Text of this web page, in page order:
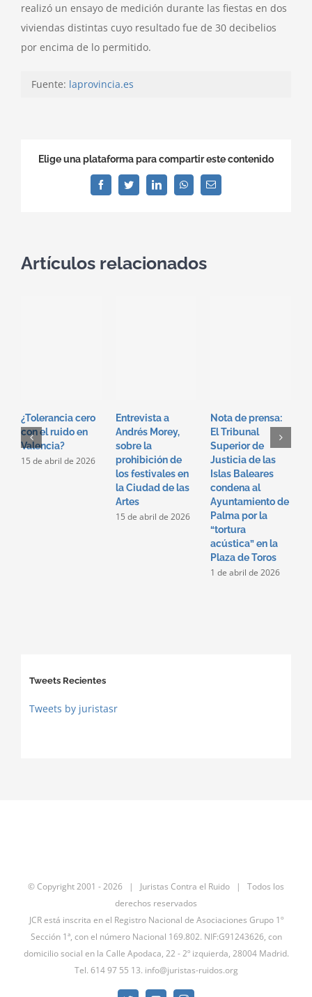
límites
realizó un ensayo de medición durante las fiestas en dos
viviendas distintas cuyo resultado fue de 30 decibelios
por encima de lo permitido.
Fuente: laprovincia.es
Elige una plataforma para compartir este contenido
FacebookTwitterLinkedInWhatsAppCorreo
electrónico
Artículos relacionados
¿Tolerancia cero
con el ruido en
Valencia?
15 de abril de 2026
Entrevista a
Andrés Morey,
sobre la
prohibición de
los festivales en
la Ciudad de las
Artes
15 de abril de 2026
Nota de prensa:
El Tribunal
Superior de
Justicia de las
Islas Baleares
condena al
Ayuntamiento de
Palma por la
“tortura
acústica” en la
Plaza de Toros
1 de abril de 2026
Tweets Recientes
Tweets by juristasr
© Copyright 2001 -2026 | Juristas Contra el Ruido | Todos los
derechos reservados
JCR está inscrita en el Registro Nacional de Asociaciones Grupo 1º
Sección 1ª, con el número Nacional 169.802. NIF:G91243626, con
domicilio social en la Calle Apodaca, 22 - 2º izquierda, 28004 Madrid.
Tel. 614 97 55 13. info@juristas-ruidos.org